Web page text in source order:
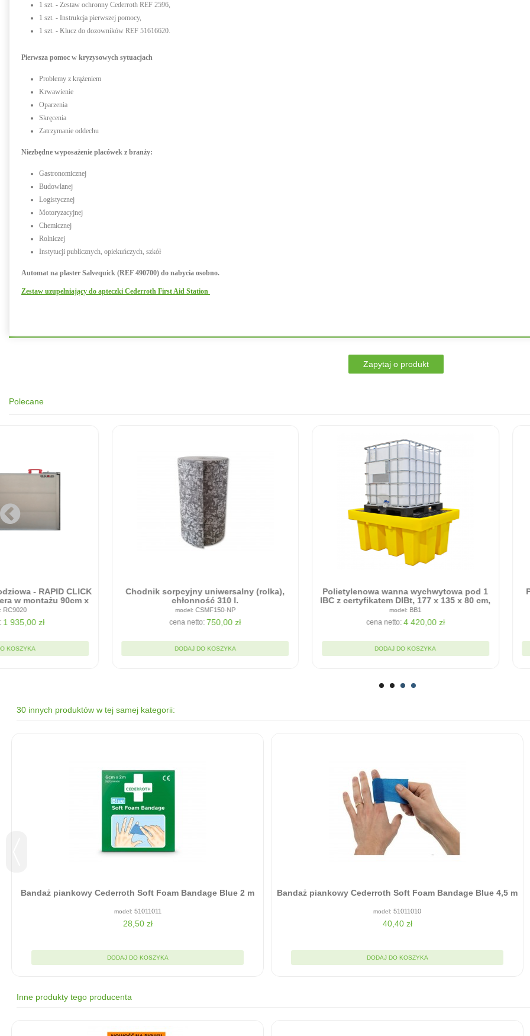
1 szt. - Zestaw ochronny Cederroth REF 2596,
1 szt. - Instrukcja pierwszej pomocy,
1 szt. - Klucz do dozowników REF 51616620.
Pierwsza pomoc w kryzysowych sytuacjach
Problemy z krążeniem
Krwawienie
Oparzenia
Skręcenia
Zatrzymanie oddechu
Niezbędne wyposażenie placówek z branży:
Gastronomicznej
Budowlanej
Logistycznej
Motoryzacyjnej
Chemicznej
Rolniczej
Instytucji publicznych, opiekuńczych, szkół
Automat na plaster Salvequick (REF 490700) do nabycia osobno.
Zestaw uzupełniający do apteczki Cederroth First Aid Station
Polecane
CLICK
90cm x
Chodnik sorpcyjny uniwersalny (rolka),
chłonność 310 l.
CSMF150-NP
750,00 zł
DODAJ DO KOSZYKA
Polietylenowa wanna wychwytowa pod 1
IBC z certyfikatem DIBt, 177 x 135 x 80 cm,
4 420,00 zł
DODAJ DO KOSZYKA
Prysznic
30 innych produktów w tej samej kategorii:
Bandaż piankowy Cederroth Soft Foam Bandage Blue 2 m
51011011
28,50 zł
DODAJ DO KOSZYKA
Bandaż piankowy Cederroth Soft Foam Bandage Blue 4,5 m
51011010
40,40 zł
DODAJ DO KOSZYKA
Inne produkty tego producenta